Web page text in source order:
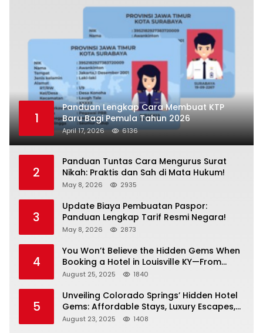
1
Panduan Lengkap Cara Membuat KTP
Baru Bagi Pemula Tahun 2026
April 17, 2026 6136
2
Panduan Tuntas Cara Mengurus Surat
Nikah: Praktis dan Sah di Mata Hukum!
May 8, 2026 2935
3
Update Biaya Pembuatan Paspor:
Panduan Lengkap Tarif Resmi Negara!
May 8, 2026 2873
4
You Won’t Believe the Hidden Gems When
Booking a Hotel in Louisville KY—From
Cheap to Luxe!
August 25, 2025 1840
5
Unveiling Colorado Springs’ Hidden Hotel
Gems: Affordable Stays, Luxury Escapes,
and Everything In Between!
August 23, 2025 1408